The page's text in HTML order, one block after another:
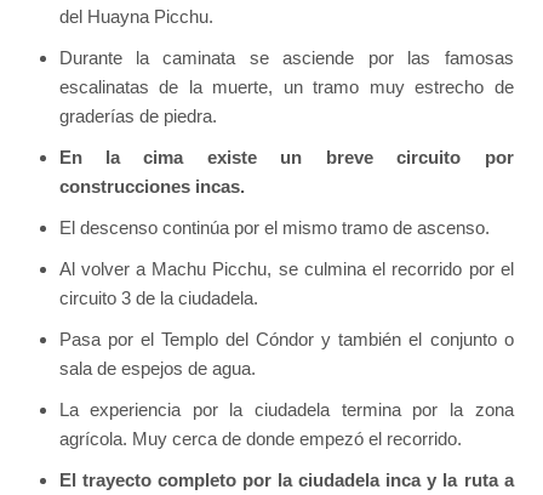
del Huayna Picchu.
Durante la caminata se asciende por las famosas
escalinatas de la muerte, un tramo muy estrecho de
graderías de piedra.
En la cima existe un breve circuito por
construcciones incas.
El descenso continúa por el mismo tramo de ascenso.
Al volver a Machu Picchu, se culmina el recorrido por el
circuito 3 de la ciudadela.
Pasa por el Templo del Cóndor y también el conjunto o
sala de espejos de agua.
La experiencia por la ciudadela termina por la zona
agrícola. Muy cerca de donde empezó el recorrido.
El trayecto completo por la ciudadela inca y la ruta a